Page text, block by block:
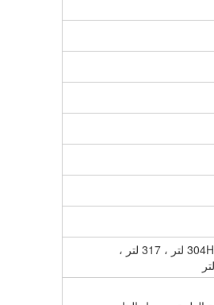
201 ، 202 ، 301 ، 302 ، 303 ، 304 ، 304 لتر ، 304H ، 310S ، 316 ، 316 لتر ، 317 لتر ،